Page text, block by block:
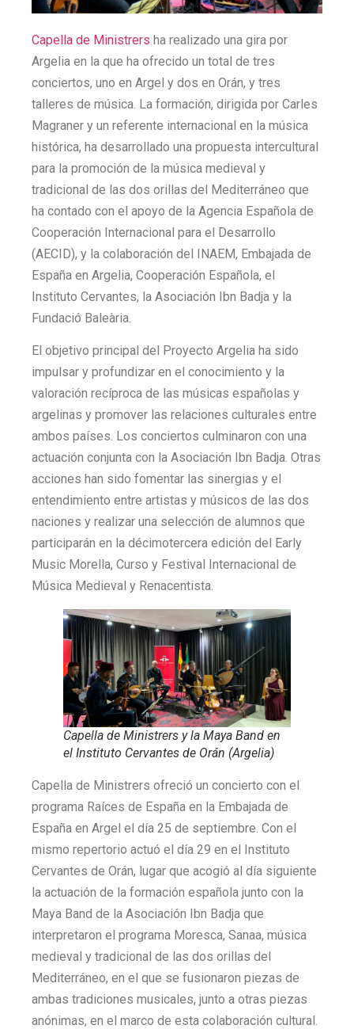
Capella de Ministrers ha realizado una gira por
Argelia en la que ha ofrecido un total de tres
conciertos, uno en Argel y dos en Orán, y tres
talleres de música. La formación, dirigida por Carles
Magraner y un referente internacional en la música
histórica, ha desarrollado una propuesta intercultural
para la promoción de la música medieval y
tradicional de las dos orillas del Mediterráneo que
ha contado con el apoyo de la Agencia Española de
Cooperación Internacional para el Desarrollo
(AECID), y la colaboración del INAEM, Embajada de
España en Argelia, Cooperación Española, el
Instituto Cervantes, la Asociación Ibn Badja y la
Fundació Baleària.
El objetivo principal del Proyecto Argelia ha sido
impulsar y profundizar en el conocimiento y la
valoración recíproca de las músicas españolas y
argelinas y promover las relaciones culturales entre
ambos países. Los conciertos culminaron con una
actuación conjunta con la Asociación Ibn Badja. Otras
acciones han sido fomentar las sinergias y el
entendimiento entre artistas y músicos de las dos
naciones y realizar una selección de alumnos que
participarán en la décimotercera edición del Early
Music Morella, Curso y Festival Internacional de
Música Medieval y Renacentista.
Capella de Ministrers y la Maya Band en
el Instituto Cervantes de Orán (Argelia)
Capella de Ministrers ofreció un concierto con el
programa Raíces de España en la Embajada de
España en Argel el día 25 de septiembre. Con el
mismo repertorio actuó el día 29 en el Instituto
Cervantes de Orán, lugar que acogió al día siguiente
la actuación de la formación española junto con la
Maya Band de la Asociación Ibn Badja que
interpretaron el programa Moresca, Sanaa, música
medieval y tradicional de las dos orillas del
Mediterráneo, en el que se fusionaron piezas de
ambas tradiciones musicales, junto a otras piezas
anónimas, en el marco de esta colaboración cultural.